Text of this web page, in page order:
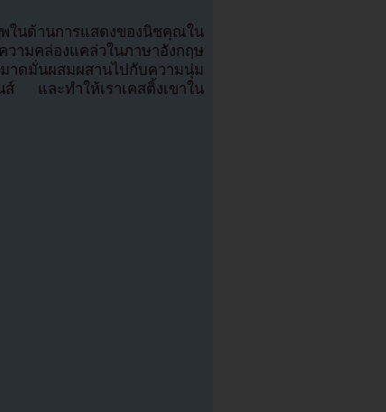
นด้านการแสดงของนิชคุณใน
ามคล่องแคล่วในภาษาอังกฤษ
ดมั่นผสมผสานไปกับความนุ่ม
ส์ และทำให้เราเคสติ้งเขาใน